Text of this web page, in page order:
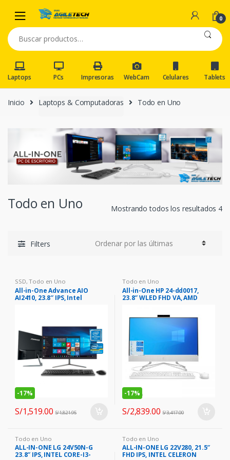
navigation
content
0
Buscar
por:
Laptops PCs Impresoras WebCam Celulares Tablets
Inicio Laptops & Computadoras Todo en Uno
Todo en Uno Mostrando todos los resultados 4
Filters
SSD,Todo en Uno
All-in-One Advance AIO
AI2410, 23.8″ IPS, Intel
-17%
S/1,519.00 S/1,821.95
Todo en Uno
All-in-One HP 24-dd0017,
23.8″ WLED FHD VA, AMD
-17%
S/2,839.00 S/3,417.00
Todo en Uno
ALL-IN-ONE LG 24V50N-G
23.8″ IPS, INTEL CORE-I3-
Todo en Uno
ALL-IN-ONE LG 22V280, 21.5″
FHD IPS, INTEL CELERON